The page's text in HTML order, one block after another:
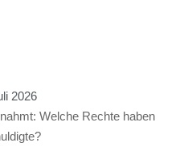
2026
Welche Rechte haben